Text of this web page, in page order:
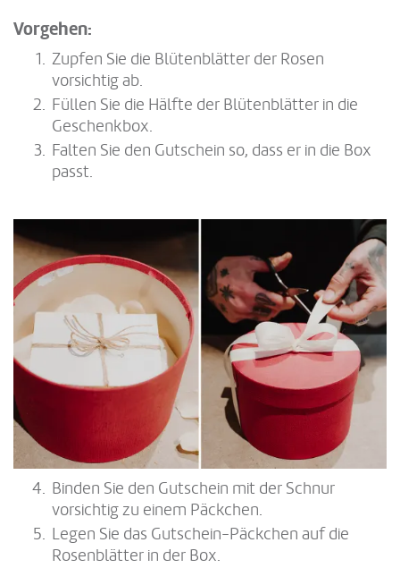
Vorgehen:
Zupfen Sie die Blütenblätter der Rosen
vorsichtig ab.
Füllen Sie die Hälfte der Blütenblätter in die
Geschenkbox.
Falten Sie den Gutschein so, dass er in die Box
passt.
Binden Sie den Gutschein mit der Schnur
vorsichtig zu einem Päckchen.
Legen Sie das Gutschein-Päckchen auf die
Rosenblätter in der Box.